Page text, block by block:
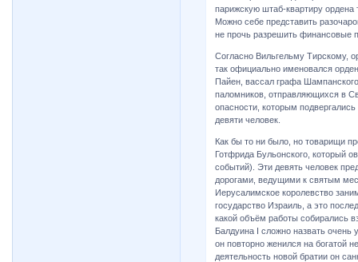
парижскую штаб-квартиру ордена
Можно себе представить
не прочь разрешить финансовые
Согласно Вильгельму Тирскому,
так официально именовался
Пайен, вассал графа
паломников, отправляющихся в
опасности, которым
девяти человек.
Как бы то ни было, но товарищи
Готфрида Бульонского, который
событий). Эти девять человек
дорогами, ведущими к святым
Иерусалимское королевство
государство Израиль, а это
какой объём работы собирались
Балдуина I сложно назвать
он повторно женился на богатой
деятельность новой братии он